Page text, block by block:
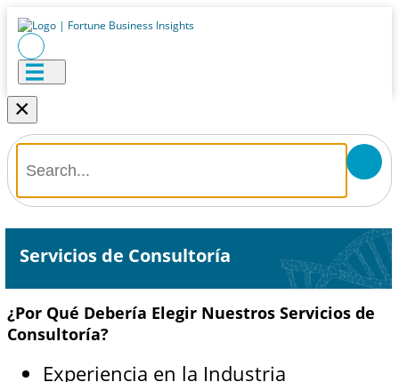
×
Servicios de Consultoría
¿Por Qué Debería Elegir Nuestros Servicios de
Consultoría?
Experiencia en la Industria